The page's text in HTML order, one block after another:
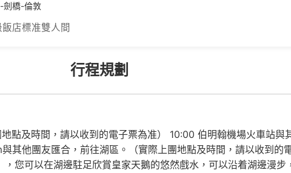
劍橋-倫敦
店標准雙人間
行程規劃
點及時間，請以收到的電子票為准） 10:00 伯明翰機場火車站與
其他團友匯合，前往湖區。（實際上團地點及時間，請以收到的
您可以在湖邊駐足欣賞皇家天鵝的悠然戲水，可以沿着湖邊漫